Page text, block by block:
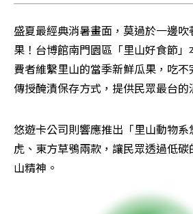
盛夏最經典消暑畫面，莫過於一邊
果！台博館南門園區「里山好食節
費者維繫里山的當季新鮮瓜果，吃
傳授醃漬保存方式，提供民眾最台的
悠遊卡公司則響應推出「里山動物
虎、東方草鴞兩款，讓民眾透過低
山精神。